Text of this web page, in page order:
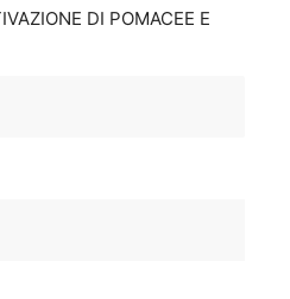
DI POMACEE E